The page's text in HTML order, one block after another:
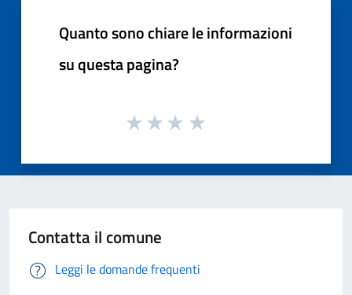
Quanto sono chiare le informazioni
su questa pagina?
Contatta il comune
Leggi le domande frequenti